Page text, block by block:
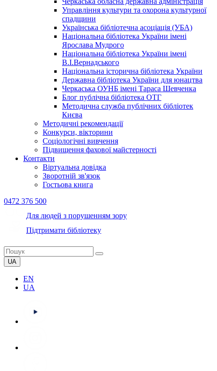
Управління культури та охорона культурної
спадщини
Українська бібліотечна асоціація (УБА)
Національна бібліотека України імені
Ярослава Мудрого
Національна бібліотека України імені
В.І.Вернадського
Національна історична бібліотека України
Державна бібліотека України для юнацтва
Черкаська ОУНБ імені Тараса Шевченка
Блог публічна бібліотека ОТГ
Методична служба публічних бібліотек
Києва
Методичні рекомендації
Конкурси, вікторини
Соціологічні вивчення
Підвищення фахової майстерності
Контакти
Віртуальна довідка
Зворотній зв'язок
Гостьова книга
0472 376 500
Для людей з порушенням зору
Підтримати бібліотеку
UA
EN
UA